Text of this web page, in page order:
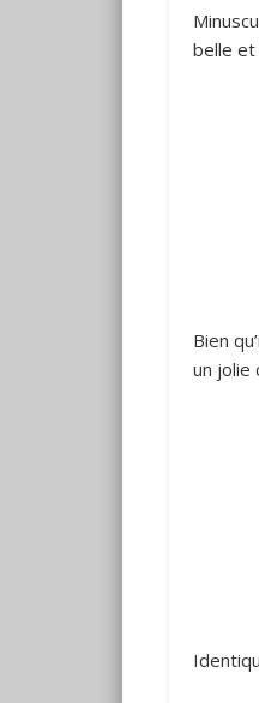
belle et
Bien
un jolie